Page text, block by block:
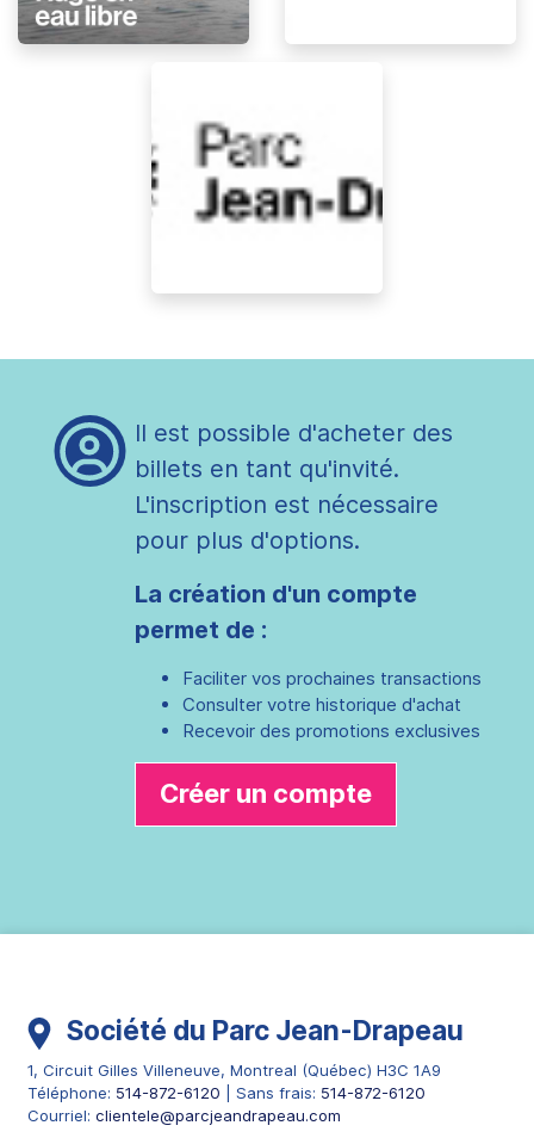
Il est possible d'acheter des
billets en tant qu'invité.
L'inscription est nécessaire
pour plus d'options.
La création d'un compte
permet de :
Faciliter vos prochaines transactions
Consulter votre historique d'achat
Recevoir des promotions exclusives
Créer un compte
Société du Parc Jean-Drapeau
1, Circuit Gilles Villeneuve, Montreal (Québec) H3C 1A9
Téléphone: 514-872-6120 | Sans frais: 514-872-6120
Courriel: clientele@parcjeandrapeau.com